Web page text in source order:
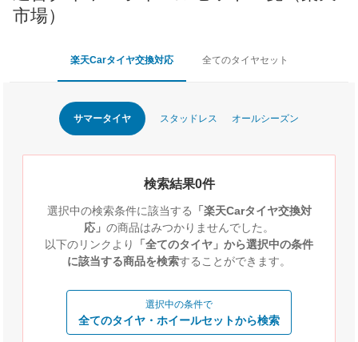
市場）
楽天Carタイヤ交換対応 全てのタイヤセット
サマータイヤ スタッドレス オールシーズン
検索結果0件
選択中の検索条件に該当する 「楽天Carタイヤ交換対
応」 の商品はみつかりませんでした。
以下のリンクより
「全てのタイヤ」から選択中の条件
に該当する商品を検索することができます。
選択中の条件で
全てのタイヤ・ホイールセットから検索